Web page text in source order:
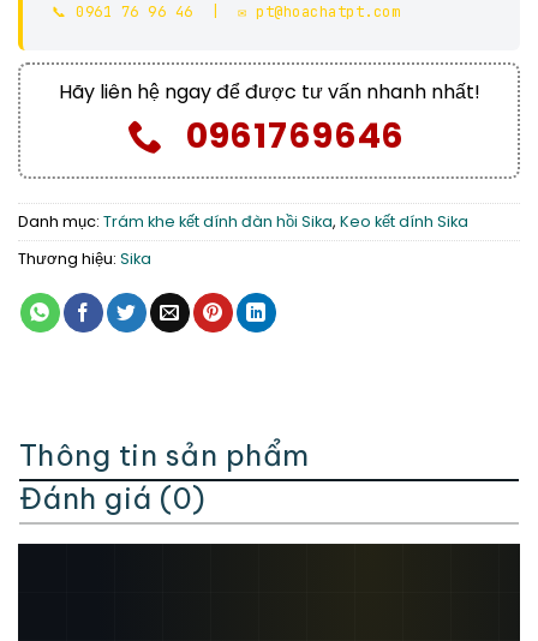
📞 0961 76 96 46 | ✉️ pt@hoachatpt.com
Hãy liên hệ ngay để được tư vấn nhanh nhất!
0961769646
Danh mục: Trám khe kết dính đàn hồi Sika, Keo kết dính Sika
Thương hiệu: Sika
Thông tin sản phẩm
Đánh giá (0)